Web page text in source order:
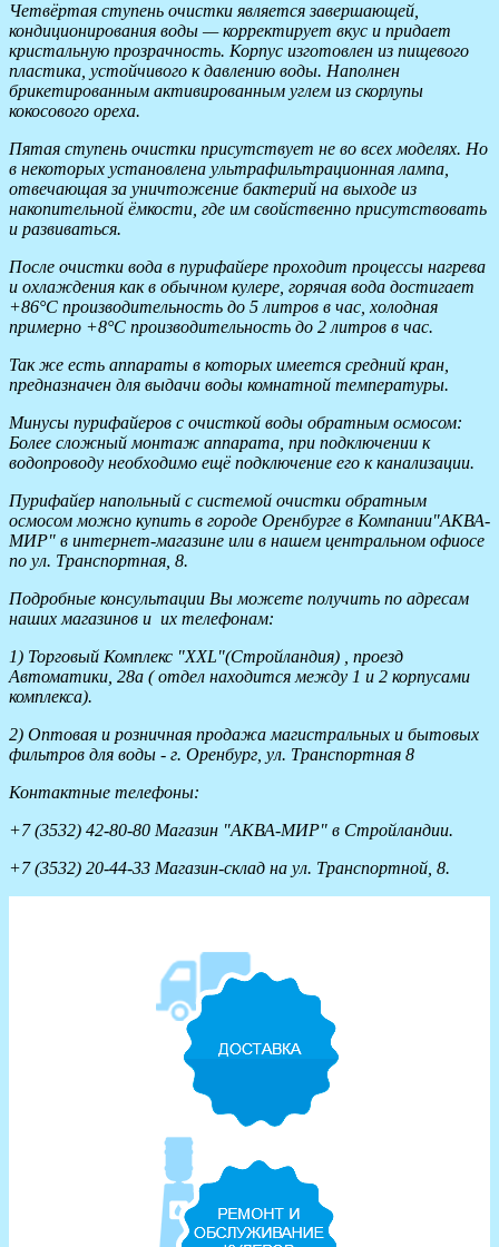
Четвёртая ступень очистки является завершающей,
кондиционирования воды — корректирует вкус и придает
кристальную прозрачность. Корпус изготовлен из пищевого
пластика, устойчивого к давлению воды. Наполнен
брикетированным активированным углем из скорлупы
кокосового ореха.
Пятая ступень очистки присутствует не во всех моделях. Но
в некоторых установлена ультрафильтрационная лампа,
отвечающая за уничтожение бактерий на выходе из
накопительной ёмкости, где им свойственно присутствовать
и развиваться.
После очистки вода в пурифайере проходит процессы нагрева
и охлаждения как в обычном кулере, горячая вода достигает
+86°C производительность до 5 литров в час, холодная
примерно +8°C производительность до 2 литров в час.
Так же есть аппараты в которых имеется средний кран,
предназначен для выдачи воды комнатной температуры.
Минусы пурифайеров с очисткой воды обратным осмосом:
Более сложный монтаж аппарата, при подключении к
водопроводу необходимо ещё подключение его к канализации.
Пурифайер напольный с системой очистки обратным
осмосом можно купить в городе Оренбурге в Компании"АКВА-
МИР" в интернет-магазине или в нашем центральном офиосе
по ул. Транспортная, 8.
Подробные консультации Вы можете получить по адресам
наших магазинов и их телефонам:
1) Торговый Комплекс "XXL"(Стройландия) , проезд
Автоматики, 28а ( отдел находится между 1 и 2 корпусами
комплекса).
2) Оптовая и розничная продажа магистральных и бытовых
фильтров для воды - г. Оренбург, ул. Транспортная 8
Контактные телефоны:
+7 (3532) 42-80-80 Магазин "АКВА-МИР" в Стройландии.
+7 (3532) 20-44-33 Магазин-склад на ул. Транспортной, 8.